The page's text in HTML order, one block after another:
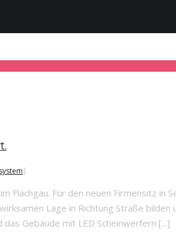
|
Flachgau. Für den neuen Firmensitz in
Lage in Richtung Straße
Gebäude mit LED Scheinwerfern [...]